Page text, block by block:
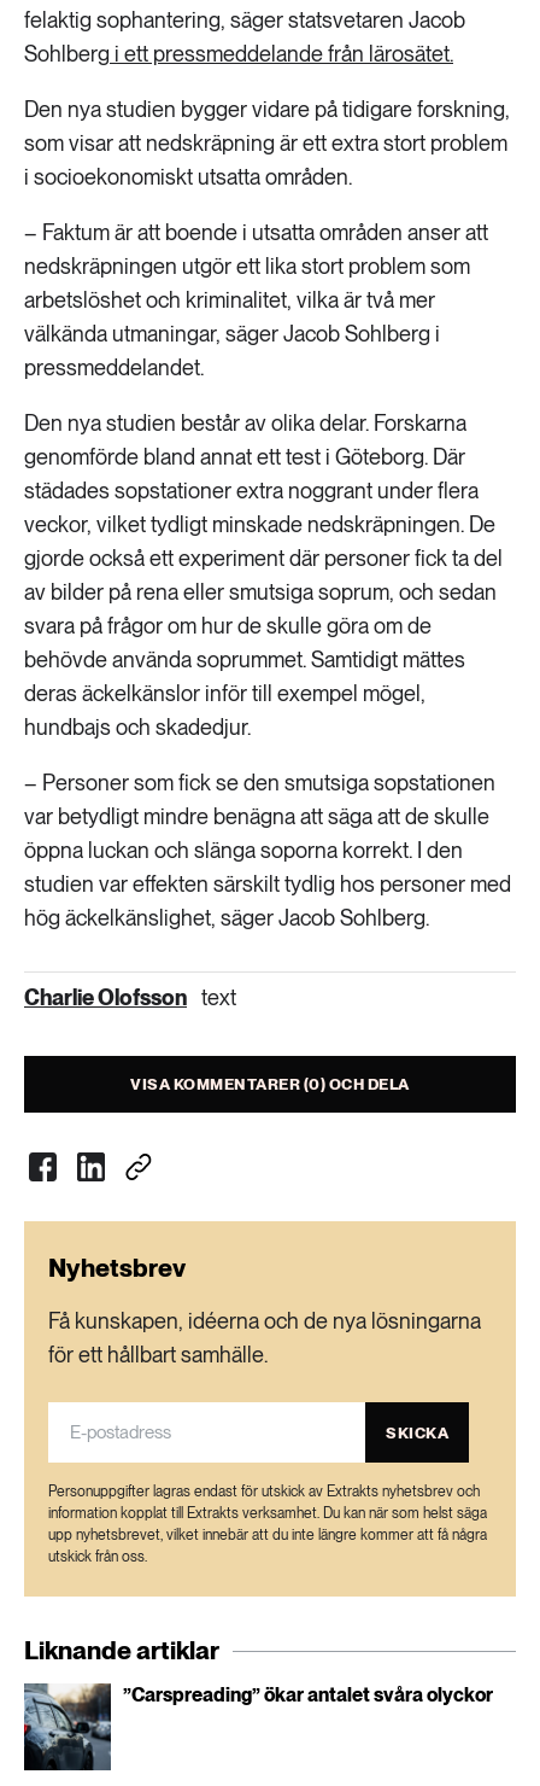
felaktig sophantering, säger statsvetaren Jacob
Sohlberg i ett pressmeddelande från lärosätet.
Den nya studien bygger vidare på tidigare forskning,
som visar att nedskräpning är ett extra stort problem
i socioekonomiskt utsatta områden.
– Faktum är att boende i utsatta områden anser att
nedskräpningen utgör ett lika stort problem som
arbetslöshet och kriminalitet, vilka är två mer
välkända utmaningar, säger Jacob Sohlberg i
pressmeddelandet.
Den nya studien består av olika delar. Forskarna
genomförde bland annat ett test i Göteborg. Där
städades sopstationer extra noggrant under flera
veckor, vilket tydligt minskade nedskräpningen. De
gjorde också ett experiment där personer fick ta del
av bilder på rena eller smutsiga soprum, och sedan
svara på frågor om hur de skulle göra om de
behövde använda soprummet. Samtidigt mättes
deras äckelkänslor inför till exempel mögel,
hundbajs och skadedjur.
– Personer som fick se den smutsiga sopstationen
var betydligt mindre benägna att säga att de skulle
öppna luckan och slänga soporna korrekt. I den
studien var effekten särskilt tydlig hos personer med
hög äckelkänslighet, säger Jacob Sohlberg.
Charlie Olofsson text
VISA KOMMENTARER (0) OCH DELA
Nyhetsbrev
Få kunskapen, idéerna och de nya lösningarna
för ett hållbart samhälle.
SKICKA
Personuppgifter lagras endast för utskick av Extrakts nyhetsbrev och
information kopplat till Extrakts verksamhet. Du kan när som helst säga
upp nyhetsbrevet, vilket innebär att du inte längre kommer att få några
utskick från oss.
Liknande artiklar
”Carspreading” ökar antalet svåra olyckor